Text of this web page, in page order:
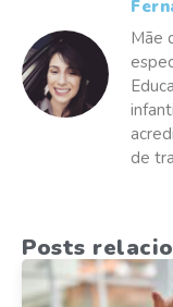
Mãe
de
Posts